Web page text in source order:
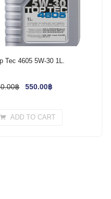
Tec 4605 5W-30 1L.
฿ 550.00฿
ADD TO CART